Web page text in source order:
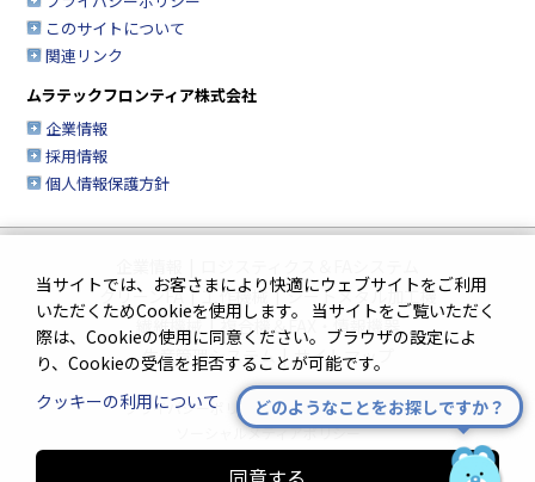
このサイトについて
関連リンク
ムラテックフロンティア株式会社
企業情報
採用情報
個人情報保護方針
クリーンFA | 工作機械 | シートメタル加工機
繊維機械 | 複合機＆FAX・情報機器
生産管理システム | サイトマップ
プライバシーポリシー | このサイトについて
ソーシャルメディアポリシー
Innovation. Mark the turning point.
当サイトでは、お客さまにより快適にウェブサイトをご利用
いただくためCookieを使用します。 当サイトをご覧いただく
際は、Cookieの使用に同意ください。ブラウザの設定によ
り、Cookieの受信を拒否することが可能です。
クッキーの利用について
どのようなことをお探しですか？